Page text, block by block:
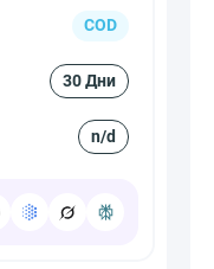
COD
30 Дни
n/d